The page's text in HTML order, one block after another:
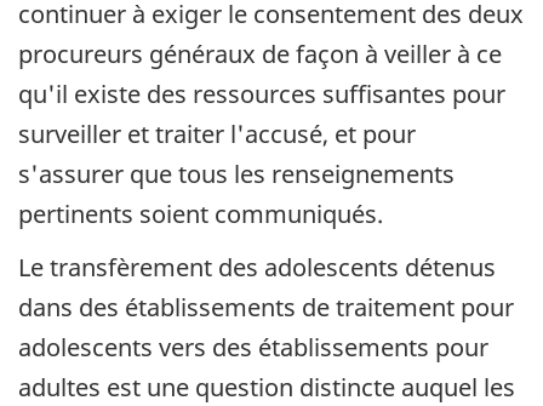
continuer à exiger le consentement des deux
procureurs généraux de façon à veiller à ce
qu'il existe des ressources suffisantes pour
surveiller et traiter l'accusé, et pour
s'assurer que tous les renseignements
pertinents soient communiqués.
Le transfèrement des adolescents détenus
dans des établissements de traitement pour
adolescents vers des établissements pour
adultes est une question distincte auquel les